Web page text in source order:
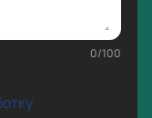
0/100